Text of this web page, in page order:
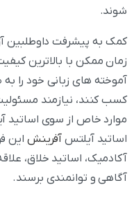
شوند.
کمک به پیشرفت داوطلبین
زمان ممکن با بالاترین
آموخته های زبانی خود را به
کسب کنند، نیازمند
موارد خاص از سوی اساتید
اساتید آیلتس آفرینش این
آکادمیک، اساتید خلاق،
آگاهی و توانمندی برسند.